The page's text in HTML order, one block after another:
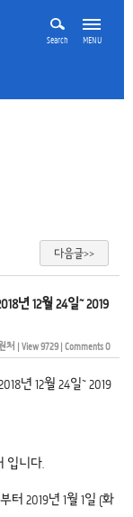
Search MENU
다음글>>
년 12월 24일~ 2019
처 | View 9729| Comments 0
년 12월 24일~ 2019
입니다.
터 2019년 1월 1일 (화